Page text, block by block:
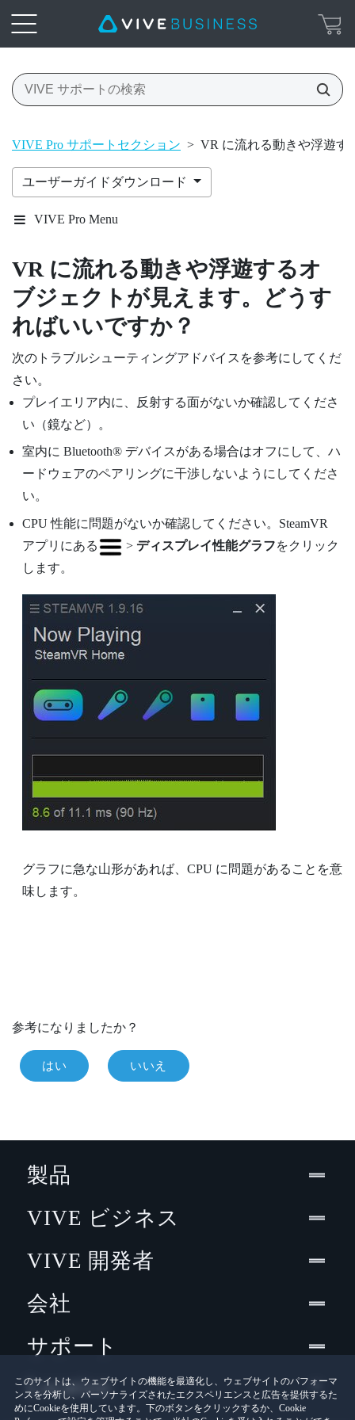
VIVE Pro サポートセクション > VR に流れる動きや浮遊す
ユーザーガイドダウンロード
VIVE Pro Menu
VR に流れる動きや浮遊するオ
ブジェクトが見えます。どうす
ればいいですか？
次のトラブルシューティングアドバイスを参考にしてくだ
さい。
プレイエリア内に、反射する面がないか確認してくださ
い（鏡など）。
室内に Bluetooth®デバイスがある場合はオフにして、ハ
ードウェアのペアリングに干渉しないようにしてくださ
い。
CPU 性能に問題がないか確認してください。 SteamVR
アプリにある
> ディスプレイ性能グラフをクリック
します。
グラフに急な山形があれば、CPU に問題があることを意
味します。
参考になりましたか？
はい いいえ
このサイトは、ウェブサイトの機能を最適化し、ウェブサイトのパフォーマ
ンスを分析し、パーソナライズされたエクスペリエンスと広告を提供するた
めにCookieを使用しています。下のボタンをクリックするか、Cookie
製品
VIVE ビジネス
VIVE 開発者
会社
サポート
Location